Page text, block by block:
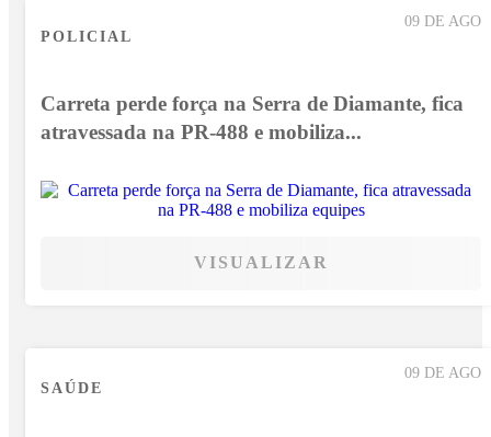
09 DE AGO
POLICIAL
Carreta perde força na Serra de Diamante, fica
atravessada na PR-488 e mobiliza...
VISUALIZAR
09 DE AGO
SAÚDE